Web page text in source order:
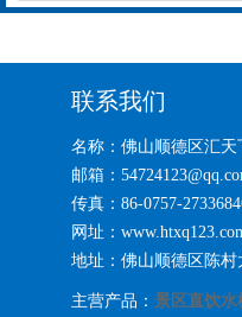
联系我们
名称：佛山顺德区汇天
邮箱：
传真：86-0757-
网址：
地址：佛山顺德区陈村
主营产品： 景区直饮水